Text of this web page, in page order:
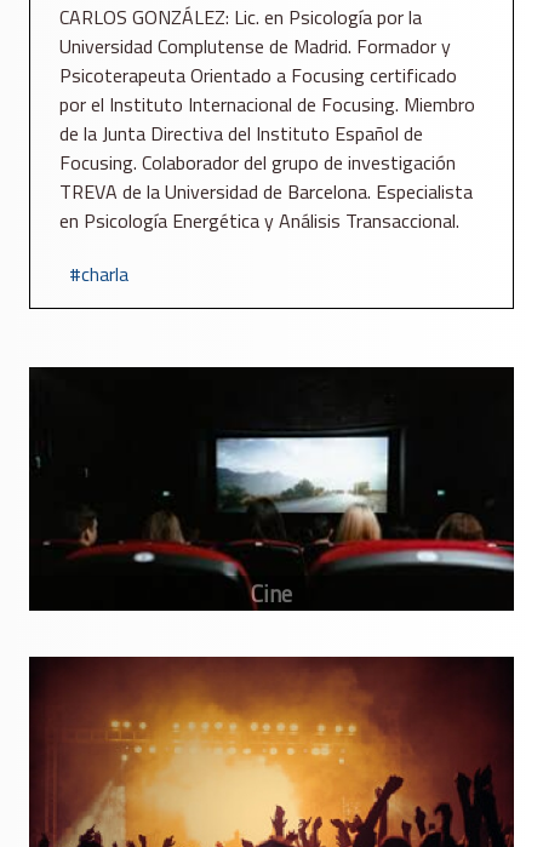
CARLOS GONZÁLEZ: Lic. en Psicología por la
Universidad Complutense de Madrid. Formador y
Psicoterapeuta Orientado a Focusing certificado
por el Instituto Internacional de Focusing. Miembro
de la Junta Directiva del Instituto Español de
Focusing. Colaborador del grupo de investigación
TREVA de la Universidad de Barcelona. Especialista
en Psicología Energética y Análisis Transaccional.
charla